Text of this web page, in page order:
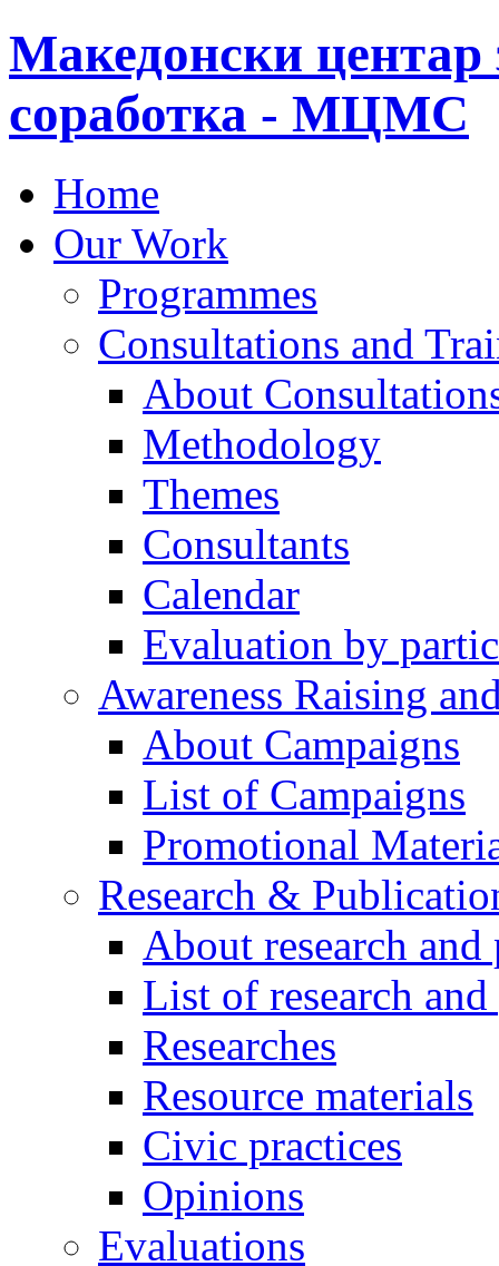
Македонски центар
соработка - МЦМС
Home
Our Work
Programmes
Consultations and
About
Methodology
Themes
Consultants
Calendar
Evaluation by
Awareness Raising
About Campaigns
List of Campaigns
Promotional
Research &
About research
List of research
Researches
Resource materials
Civic practices
Opinions
Evaluations